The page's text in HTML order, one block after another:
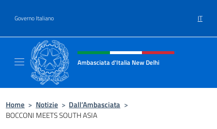
Governo Italiano IT
Intestazione sito, social e menù
Ambasciata d'Italia New Delhi
Home > Notizie > Dall’Ambasciata >
BOCCONI MEETS SOUTH ASIA